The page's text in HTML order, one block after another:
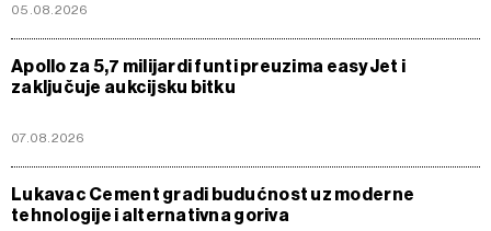
05.08.2026
Apollo za 5,7 milijardi funti preuzima easyJet i
zaključuje aukcijsku bitku
07.08.2026
Lukavac Cement gradi budućnost uz moderne
tehnologije i alternativna goriva